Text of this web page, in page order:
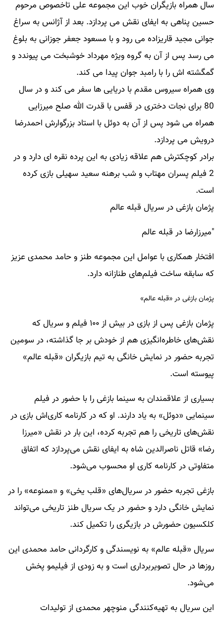
سال همراه بازیگران خوب این مجموعه علی تاخصوص مرحوم
حسین پناهی به ایفای نقش می پردازد. بعد از آژانس به سراغ
جوانی مجید قاریزاده می رود و با مسعود جعفر جوزانی به بلوغ
می رسد پس از آن به گروه ویژه مهرداد خوشبخت می پیوندد و
گمگشته اش را با رامبد جوان پیدا می کند.
وی همراه سیروس مقدم با دریایی ها سفر می کند و در سال
80 برای نجات دختری در قفس با قدرت الله صلح میرزایی
همراه می شود پس از آن به دوئل با استاد بزرگوارش احمدرضا
درویش می پردازد.
برادر کوچکترش هم علاقه زیادی به این پرده نقره ای دارد و در
2 فیلم پسران مهتاب و شب برهنه سعید سهیلی بازی کرده
است.
پژمان بازغی در سریال قبله عالم
"میرزارضا در قبله عالم
افتخار همکاری با عوامل این مجموعه طنز و حامد محمدی عزیز
که سابقه ساخت فیلم‌های طنازانه دارد.
پژمان بازغی در «قبله عالم»
پژمان بازغی پس از بازی در بیش از ۱۰۰ فیلم و سریال که
نقش‌های خاطره‌انگیزی هم از خودش بر جا گذاشته، در سومین
تجربه حضور در نمایش خانگی به تیم بازیگران «قبله عالم»
پیوسته است.
بسیاری از علاقمندان به سینما بازغی را با حضور در فیلم
سینمایی «دوئل» به یاد دارند. او که در کارنامه کاری‌اش بازی در
نقش‌های تاریخی را هم تجربه کرده، این بار در نقش «میرزا
رضا» قاتل ناصرالدین شاه به ایفای نقش می‌پردازد که اتفاق
متفاوتی در کارنامه کاری او محسوب می‌شود.
بازغی تجربه حضور در سریال‌های «قلب یخی» و «ممنوعه» را در
نمایش خانگی دارد و حضور در یک سریال طنز تاریخی می‌تواند
کلکسیون حضورش در بازیگری را تکمیل کند.
سریال «قبله عالم» به نویسندگی و کارگردانی حامد محمدی این
روزها در حال تصویربرداری است و به زودی از فیلیمو پخش
می‌شود.
این سریال به تهیه‌کنندگی منوچهر محمدی از تولیدات